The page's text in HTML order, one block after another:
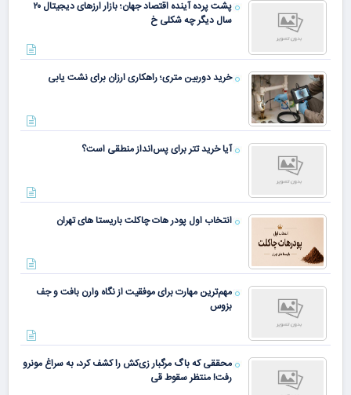
پشت پرده آینده اقتصاد جهان؛ بازار ارزهای دیجیتال ۲۰
سال دیگر چه شکلی خ
خرید دوربین متری؛ راهکاری ارزان برای نشت یابی
آیا خرید تتر برای پس‌انداز منطقی است؟
انتخاب اول پودر هات چاکلت باریستا های تهران
مهم‌ترین مهارت برای موفقیت از نگاه وارن بافت و جف
بزوس
محققی که باگ مرگبار زی‌کش را کشف کرد، به سراغ مونرو
رفت! منتظر سقوط قی